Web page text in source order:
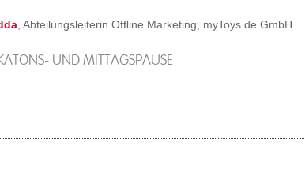
, Abteilungsleiterin Ofﬂine Marketing, myToys.de GmbH
UND MITTAGSPAUSE